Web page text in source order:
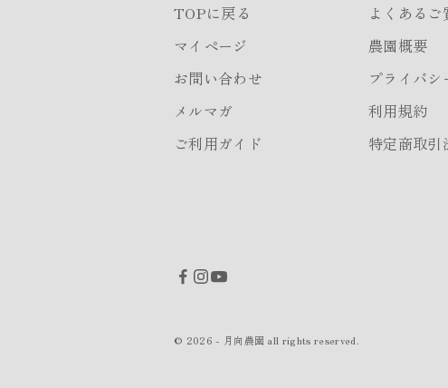
TOPに戻る
マイページ
お問い合わせ
メルマガ
ご利用ガイド
よくあるご
農園概要
プライバシ
利用規約
特定商取
© 2026 - 月向農園 all rights reserved.